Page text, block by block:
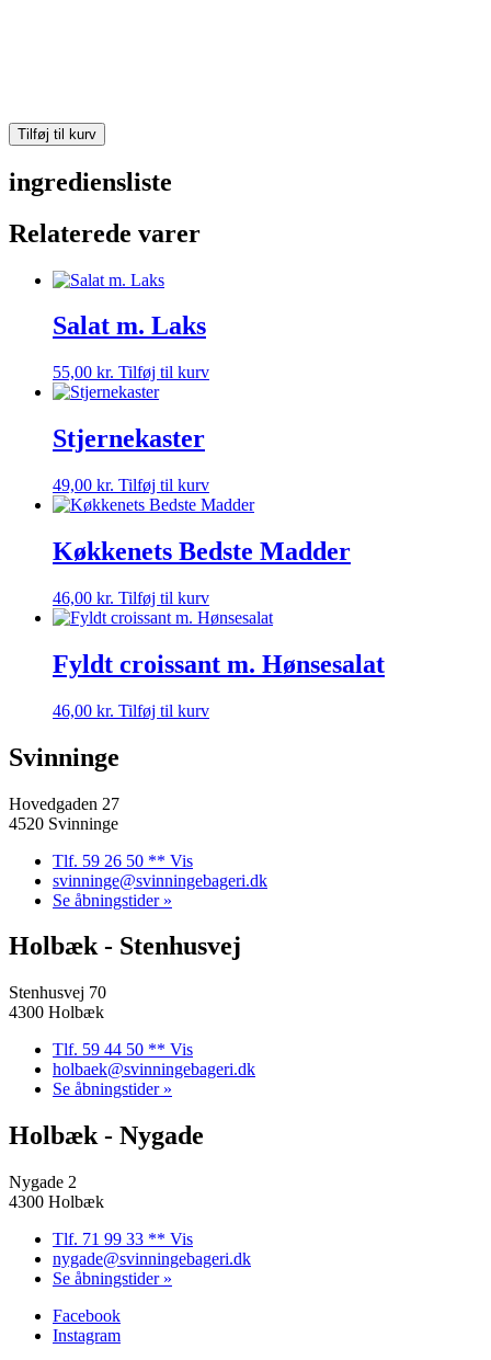
Pølsehorn
antal
Tilføj til kurv
ingrediensliste
Relaterede varer
Salat m. Laks
55,00 kr. Tilføj til kurv
Stjernekaster
49,00 kr. Tilføj til kurv
Køkkenets Bedste Madder
46,00 kr. Tilføj til kurv
Fyldt croissant m. Hønsesalat
46,00 kr. Tilføj til kurv
Svinninge
Hovedgaden 27
4520 Svinninge
Tlf. 59 26 50 ** Vis
svinninge@svinningebageri.dk
Se åbningstider »
Holbæk - Stenhusvej
Stenhusvej 70
4300 Holbæk
Tlf. 59 44 50 ** Vis
holbaek@svinningebageri.dk
Se åbningstider »
Holbæk - Nygade
Nygade 2
4300 Holbæk
Tlf. 71 99 33 ** Vis
nygade@svinningebageri.dk
Se åbningstider »
Facebook
Instagram